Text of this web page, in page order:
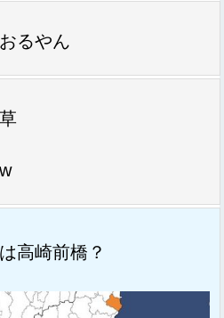
るやん
高崎前橋？